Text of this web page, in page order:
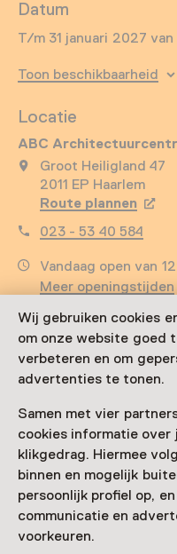
Wij gebruiken cookies
om onze website goed
verbeteren en om
advertenties te tonen.
Samen met vier
cookies informatie over
klikgedrag. Hiermee
binnen en mogelijk
persoonlijk profiel op,
communicatie en
voorkeuren.
Datum
T/m 31 januari 2027
Toon beschikbaarheid
Locatie
ABC
Groot Heiligland 47
2011 EP Haarlem
Route plannen
023 - 53 40 584
Vandaag open van
Meer openingstijden
Zien &
Haarlem